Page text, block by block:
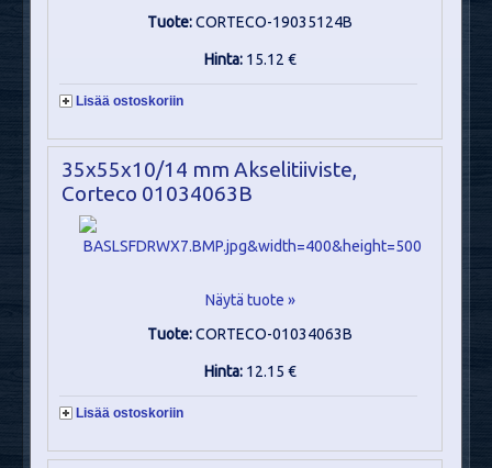
Tuote:CORTECO-19035124B
Hinta: 15.12 €
Lisää ostoskoriin
35x55x10/14 mm Akselitiiviste,
Corteco 01034063B
Näytä tuote »
Tuote:CORTECO-01034063B
Hinta: 12.15 €
Lisää ostoskoriin